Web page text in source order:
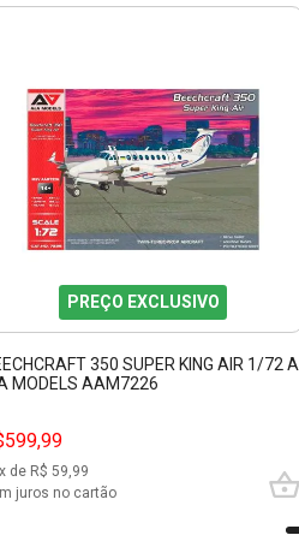
PREÇO EXCLUSIVO
350 SUPER KING AIR 1/72 A
MODELS AAM7226
x de R$ 59,99
juros no cartão